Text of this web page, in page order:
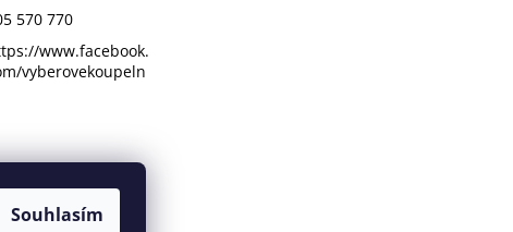
Souhlasím
570 770
www.facebook.
vyberovekoupeln